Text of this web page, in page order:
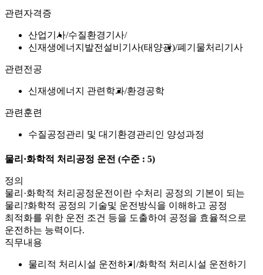
관련자격증
산업기사 수질환경기사
신재생에너지발전설비기사(태양광) 폐기물처리기사
관련전공
신재생에너지 관련학과 환경공학
관련훈련
수질공정관리 및 대기환경관리인 양성과정
물리·화학적 처리공정 운전 (수준 : 5)
정의
물리·화학적 처리공정운전이란 수처리 공정의 기본이 되는
물리?화학적 공정의 기술및 운전방식을 이해하고 공정
최적화를 위한 운전 조건 등을 도출하여 공정을 효율적으로
운전하는 능력이다.
직무내용
물리적 처리시설 운전하기 화학적 처리시설 운전하기